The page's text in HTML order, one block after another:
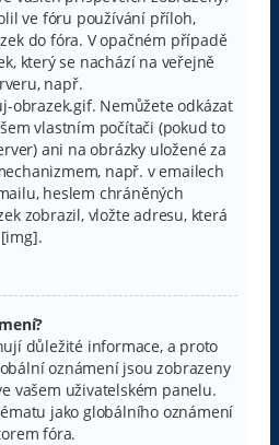
ve fóru používání příloh,
do fóra. V opačném případě
který se nachází na veřejně
např.
obrazek.gif. Nemůžete odkázat
vlastním počítači (pokud to
ani na obrázky uložené za
např. v emailech
heslem chráněných
zobrazil, vložte adresu, která
důležité informace, a proto
oznámení jsou zobrazeny
vašem uživatelském panelu.
jako globálního oznámení
fóra.